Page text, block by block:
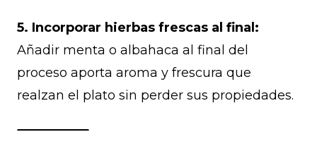
5. Incorporar hierbas frescas al final:
Añadir menta o albahaca al final del
proceso aporta aroma y frescura que
realzan el plato sin perder sus propiedades.